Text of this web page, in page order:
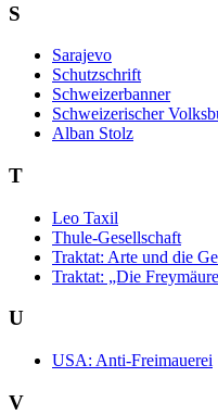
S
Sarajevo
Schutzschrift
Schweizerbanner
Schweizerischer
Alban Stolz
T
Leo Taxil
Thule-Gesellschaft
Traktat: Arte und die
Traktat: „Die
U
USA: Anti-Freimauerei
V